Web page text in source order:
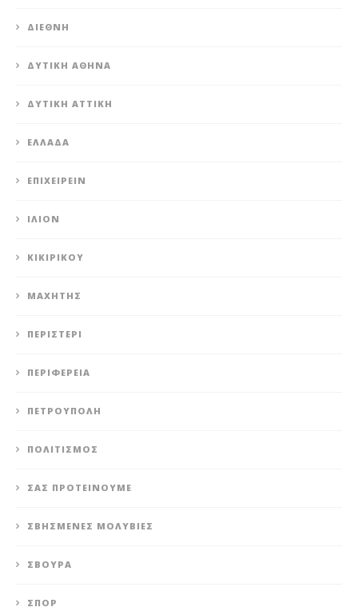
ΔΙΕΘΝΉ
ΔΥΤΙΚΉ ΑΘΉΝΑ
ΔΥΤΙΚΉ ΑΤΤΙΚΉ
ΕΛΛΆΔΑ
ΕΠΙΧΕΙΡΕΊΝ
ΊΛΙΟΝ
ΚΙΚΙΡΙΚΟΥ
ΜΑΧΗΤΗΣ
ΠΕΡΙΣΤΈΡΙ
ΠΕΡΙΦΈΡΕΙΑ
ΠΕΤΡΟΎΠΟΛΗ
ΠΟΛΙΤΙΣΜΌΣ
ΣΑΣ ΠΡΟΤΕΊΝΟΥΜΕ
ΣΒΗΣΜΈΝΕΣ ΜΟΛΥΒΙΈΣ
ΣΒΟΎΡΑ
ΣΠΟΡ